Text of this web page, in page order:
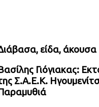
είδα, άκουσα
Γιόγιακας:
Σ.Α.Ε.Κ.